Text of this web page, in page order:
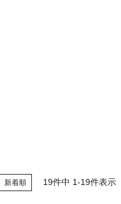
新着順 19件中 1-19件表示